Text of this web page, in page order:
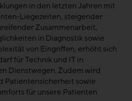
in den letzten Jahren mit
Liegezeiten, steigender
Zusammenarbeit,
in Diagnostik sowie
von Eingriffen, erhöht sich
für Technik und IT in
Dienstwegen. Zudem wird
Patientensicherheit sowie
für unsere Patienten